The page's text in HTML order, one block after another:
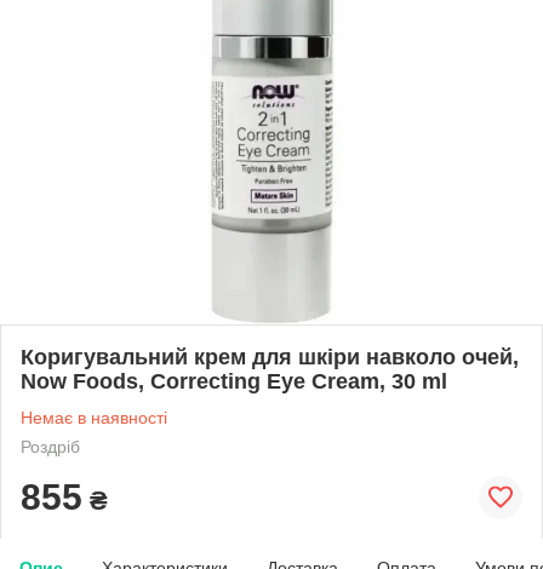
Коригувальний крем для шкіри навколо очей,
Now Foods, Correcting Eye Cream, 30 ml
Немає в наявності
Роздріб
855 ₴